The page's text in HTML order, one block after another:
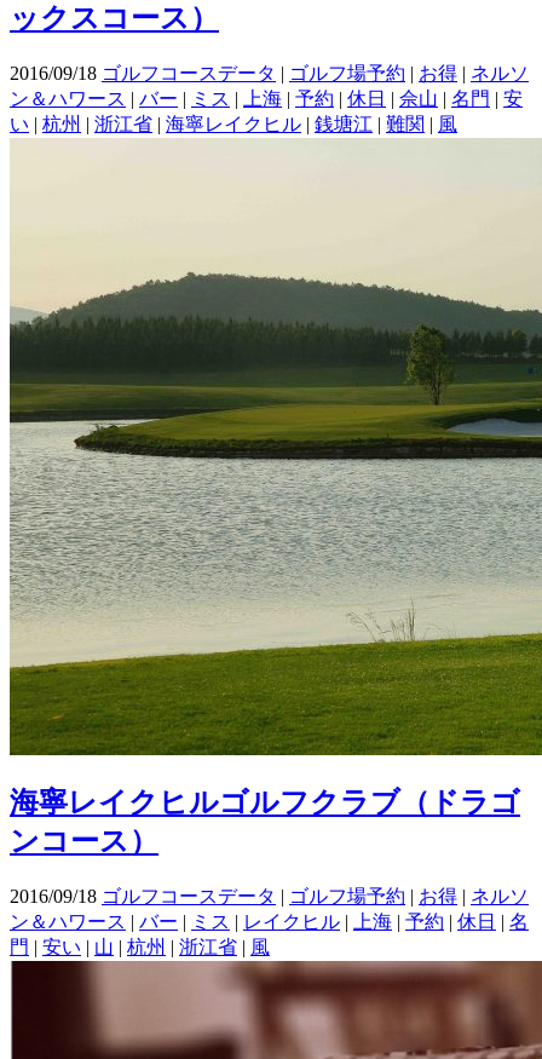
ックスコース）
2016/09/18 ゴルフコースデータ | ゴルフ場予約 | お得 | ネルソ
ン＆ハワース | バー | ミス | 上海 | 予約 | 休日 | 佘山 | 名門 | 安
い | 杭州 | 浙江省 | 海寧レイクヒル | 銭塘江 | 難関 | 風
海寧レイクヒルゴルフクラブ（ドラゴ
ンコース）
2016/09/18 ゴルフコースデータ | ゴルフ場予約 | お得 | ネルソ
ン＆ハワース | バー | ミス | レイクヒル | 上海 | 予約 | 休日 | 名
門 | 安い | 山 | 杭州 | 浙江省 | 風